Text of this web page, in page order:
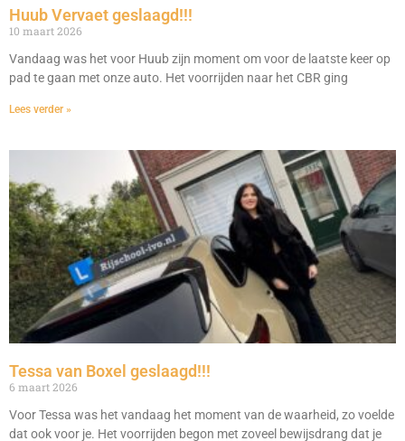
Huub Vervaet geslaagd!!!
10 maart 2026
Vandaag was het voor Huub zijn moment om voor de laatste keer op
pad te gaan met onze auto. Het voorrijden naar het CBR ging
Lees verder »
Tessa van Boxel geslaagd!!!
6 maart 2026
Voor Tessa was het vandaag het moment van de waarheid, zo voelde
dat ook voor je. Het voorrijden begon met zoveel bewijsdrang dat je